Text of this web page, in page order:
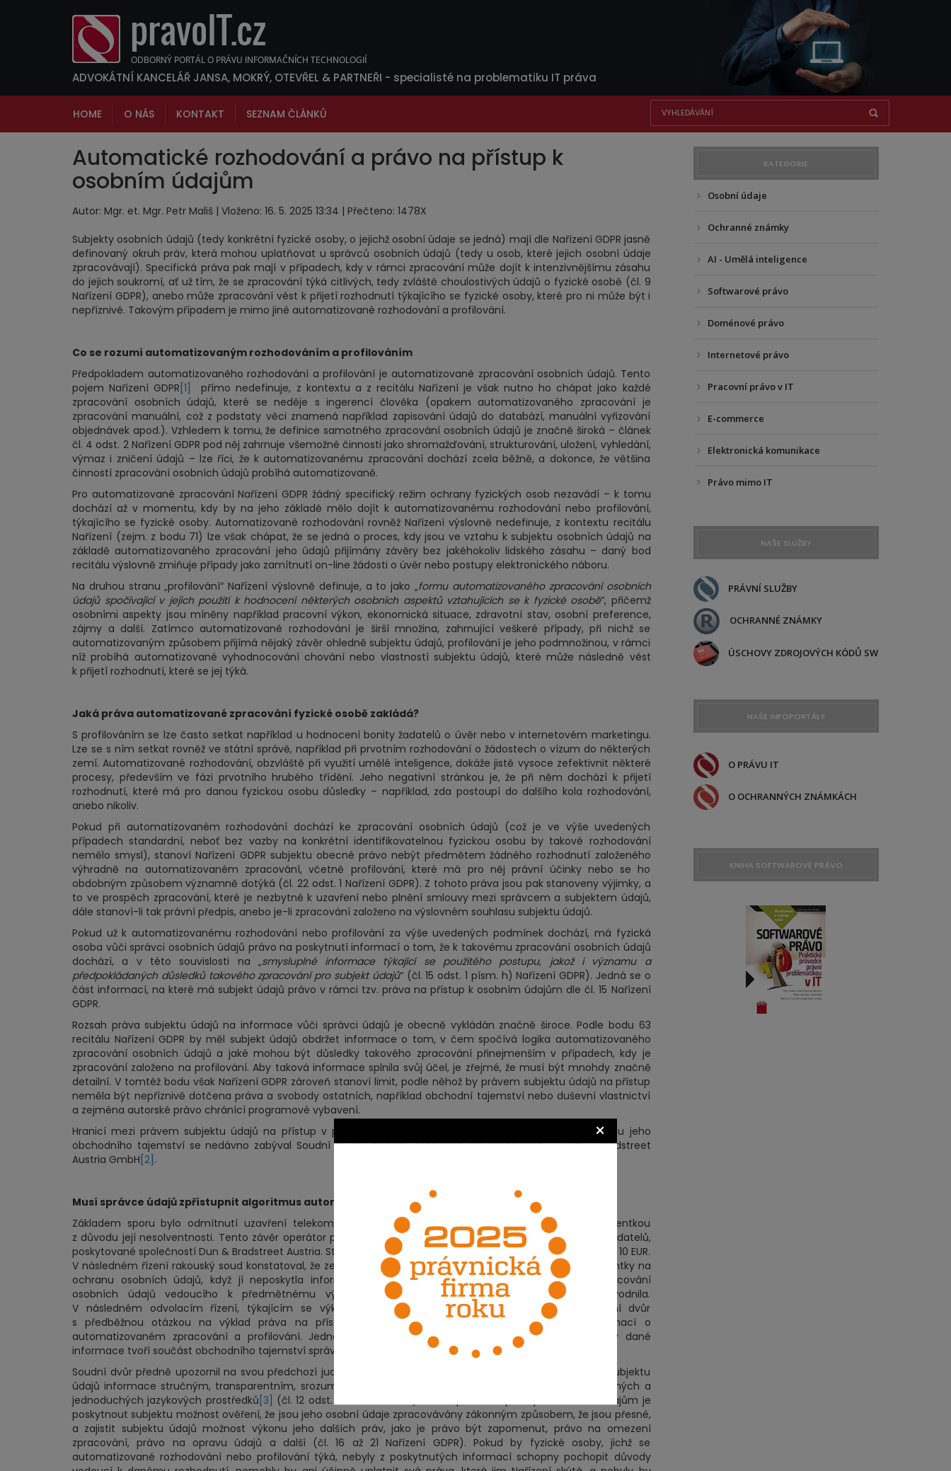
×
ADVOKÁTNÍ KANCELÁŘ JANSA, MOKRÝ, OTEVŘEL & PARTNEŘI - specialisté na problematiku IT práva
HOME O NÁS KONTAKT SEZNAM ČLÁNKŮ
Automatické rozhodování a právo na přístup k
osobním údajům
Autor: Mgr. et. Mgr. Petr Mališ | Vloženo: 16. 5. 2025 13:34 | Přečteno: 1478X
Subjekty osobních údajů (tedy konkrétní fyzické osoby, o jejichž osobní údaje se jedná) mají dle Nařízení GDPR jasně
definovaný okruh práv, která mohou uplatňovat u správců osobních údajů (tedy u osob, které jejich osobní údaje
zpracovávají). Specifická práva pak mají v případech, kdy v rámci zpracování může dojít k intenzivnějšímu zásahu
do jejich soukromí, ať už tím, že se zpracování týká citlivých, tedy zvláště choulostivých údajů o fyzické osobě (čl. 9
Nařízení GDPR), anebo může zpracování vést k přijetí rozhodnutí týkajícího se fyzické osoby, které pro ni může být i
nepříznivé. Takovým případem je mimo jiné automatizované rozhodování a profilování.
Co se rozumí automatizovaným rozhodováním a profilováním
Předpokladem automatizovaného rozhodování a profilování je automatizované zpracování osobních údajů. Tento
pojem Nařízení GDPR [1]
přímo nedefinuje, z kontextu a z recitálu Nařízení je však nutno ho chápat jako každé
zpracování osobních údajů, které se neděje s ingerencí člověka (opakem automatizovaného zpracování je
zpracování manuální, což z podstaty věci znamená například zapisování údajů do databází, manuální vyřizování
objednávek apod.). Vzhledem k tomu, že definice samotného zpracování osobních údajů je značně široká – článek
čl. 4 odst. 2 Nařízení GDPR pod něj zahrnuje všemožné činnosti jako shromažďování, strukturování, uložení, vyhledání,
výmaz i zničení údajů – lze říci, že k automatizovanému zpracování dochází zcela běžně, a dokonce, že většina
činností zpracování osobních údajů probíhá automatizovaně.
Pro automatizované zpracování Nařízení GDPR žádný specifický režim ochrany fyzických osob nezavádí – k tomu
dochází až v momentu, kdy by na jeho základě mělo dojít k automatizovanému rozhodování nebo profilování,
týkajícího se fyzické osoby. Automatizované rozhodování rovněž Nařízení výslovně nedefinuje, z kontextu recitálu
Nařízení (zejm. z bodu 71) lze však chápat, že se jedná o proces, kdy jsou ve vztahu k subjektu osobních údajů na
základě automatizovaného zpracování jeho údajů přijímány závěry bez jakéhokoliv lidského zásahu – daný bod
recitálu výslovně zmiňuje případy jako zamítnutí on-line žádosti o úvěr nebo postupy elektronického náboru.
Na druhou stranu „profilování“ Nařízení výslovně definuje, a to jako „formu automatizovaného zpracování osobních
údajů spočívající v jejich použití k hodnocení některých osobních aspektů vztahujících se k fyzické osobě“, přičemž
osobními aspekty jsou míněny například pracovní výkon, ekonomická situace, zdravotní stav, osobní preference,
zájmy a další. Zatímco automatizované rozhodování je širší množina, zahrnující veškeré případy, při nichž se
automatizovaným způsobem přijímá nějaký závěr ohledně subjektu údajů, profilování je jeho podmnožinou, v rámci
níž probíhá automatizované vyhodnocování chování nebo vlastností subjektu údajů, které může následně vést
k přijetí rozhodnutí, které se jej týká.
Jaká práva automatizované zpracování fyzické osobě zakládá?
S profilováním se lze často setkat například u hodnocení bonity žadatelů o úvěr nebo v internetovém marketingu.
Lze se s ním setkat rovněž ve státní správě, například při prvotním rozhodování o žádostech o vízum do některých
zemí. Automatizované rozhodování, obzvláště při využití umělé inteligence, dokáže jistě vysoce zefektivnit některé
procesy, především ve fázi prvotního hrubého třídění. Jeho negativní stránkou je, že při něm dochází k přijetí
rozhodnutí, které má pro danou fyzickou osobu důsledky – například, zda postoupí do dalšího kola rozhodování,
anebo nikoliv.
Pokud při automatizovaném rozhodování dochází ke zpracování osobních údajů (což je ve výše uvedených
případech standardní, neboť bez vazby na konkrétní identifikovatelnou fyzickou osobu by takové rozhodování
nemělo smysl), stanoví Nařízení GDPR subjektu obecné právo nebýt předmětem žádného rozhodnutí založeného
výhradně na automatizovaném zpracování, včetně profilování, které má pro něj právní účinky nebo se ho
obdobným způsobem významně dotýká (čl. 22 odst. 1 Nařízení GDPR). Z tohoto práva jsou pak stanoveny výjimky, a
to ve prospěch zpracování, které je nezbytné k uzavření nebo plnění smlouvy mezi správcem a subjektem údajů,
dále stanoví-li tak právní předpis, anebo je-li zpracování založeno na výslovném souhlasu subjektu údajů.
Pokud už k automatizovanému rozhodování nebo profilování za výše uvedených podmínek dochází, má fyzická
osoba vůči správci osobních údajů právo na poskytnutí informací o tom, že k takovému zpracování osobních údajů
dochází, a v této souvislosti na „smysluplné informace týkající se použitého postupu, jakož i významu a
předpokládaných důsledků takového zpracování pro subjekt údajů“ (čl. 15 odst. 1 písm. h) Nařízení GDPR). Jedná se o
část informací, na které má subjekt údajů právo v rámci tzv. práva na přístup k osobním údajům dle čl. 15 Nařízení
GDPR.
Rozsah práva subjektu údajů na informace vůči správci údajů je obecně vykládán značně široce. Podle bodu 63
recitálu Nařízení GDPR by měl subjekt údajů obdržet informace o tom, v čem spočívá logika automatizovaného
zpracování osobních údajů a jaké mohou být důsledky takového zpracování přinejmenším v případech, kdy je
zpracování založeno na profilování. Aby taková informace splnila svůj účel, je zřejmé, že musí být mnohdy značně
detailní. V tomtéž bodu však Nařízení GDPR zároveň stanoví limit, podle něhož by právem subjektu údajů na přístup
neměla být nepříznivě dotčena práva a svobody ostatních, například obchodní tajemství nebo duševní vlastnictví
a zejména autorské právo chránící programové vybavení.
Hranicí mezi právem subjektu údajů na přístup v případě profilování a právem správce údajů na ochranu jeho
obchodního tajemství se nedávno zabýval Soudní dvůr v případu Magistrat der Stadt Wien v. Dun & Bradstreet
Austria GmbH [2] .
Musí správce údajů zpřístupnit algoritmus automatizovaného rozhodování?
Základem sporu bylo odmítnutí uzavření telekomunikační smlouvy ze strany mobilního operátora s klientkou
z důvodu její nesolventnosti. Tento závěr operátor přijal na základě automatizované analýzy solventnosti žadatelů,
poskytované společností Dun & Bradstreet Austria. Stojí za zmínku, že se mělo jednat o měsíční paušál ve výši 10 EUR.
V následném řízení rakouský soud konstatoval, že ze strany uvedené společnosti došlo k porušení práva klientky na
ochranu osobních údajů, když jí neposkytla informace o logice prováděného automatizovaného zpracování
osobních údajů vedoucího k předmětnému výsledku, a dostatečně takové neposkytnutí neodůvodnila.
V následném odvolacím řízení, týkajícím se výkonu rozhodnutí, se rakouský soud obrátil na Soudní dvůr
s předběžnou otázkou na výklad práva na přístup k osobním údajům, co se týče rozsahu informací o
automatizovaném zpracování a profilování. Jedna z položených otázek se týkala rovněž případu, kdy dané
informace tvoří součást obchodního tajemství správce osobních údajů.
Soudní dvůr předně upozornil na svou předchozí judikaturu, poukazující na povinnost správce poskytnout subjektu
údajů informace stručným, transparentním, srozumitelným a snadno přístupným způsobem za použití jasných a
jednoduchých jazykových prostředků [3]
(čl. 12 odst. 1 Nařízení GDPR). Cílem práva na přístup k osobním údajům je
poskytnout subjektu možnost ověření, že jsou jeho osobní údaje zpracovávány zákonným způsobem, že jsou přesné,
a zajistit subjektu údajů možnost výkonu jeho dalších práv, jako je právo být zapomenut, právo na omezení
zpracování, právo na opravu údajů a další (čl. 16 až 21 Nařízení GDPR). Pokud by fyzické osoby, jichž se
automatizované rozhodování nebo profilování týká, nebyly z poskytnutých informací schopny pochopit důvody
KATEGORIE
Osobní údaje
Ochranné známky
AI - Umělá inteligence
Softwarové právo
Doménové právo
Internetové právo
Pracovní právo v IT
E-commerce
Elektronická komunikace
Právo mimo IT
NAŠE SLUŽBY
PRÁVNÍ SLUŽBY
OCHRANNÉ ZNÁMKY
ÚSCHOVY ZDROJOVÝCH KÓDŮ SW
NAŠE INFOPORTÁLY
O PRÁVU IT
O OCHRANNÝCH ZNÁMKÁCH
KNIHA SOFTWAROVÉ PRÁVO